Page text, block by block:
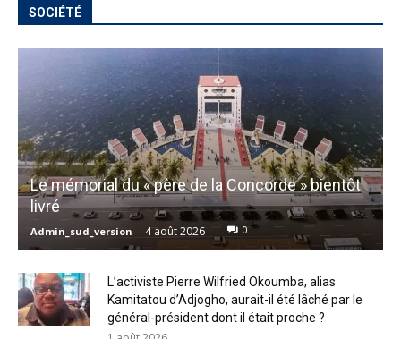
SOCIÉTÉ
Le mémorial du « père de la Concorde » bientôt
livré
Admin_sud_version - 4 août 2026 0
L’activiste Pierre Wilfried Okoumba, alias
Kamitatou d’Adjogho, aurait-il été lâché par le
général-président dont il était proche ?